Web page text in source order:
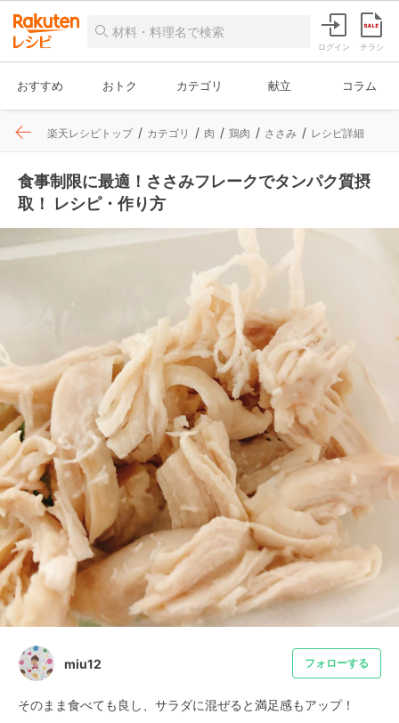
ログイン チラシ
おすすめ おトク カテゴリ 献立 コラム
楽天レシピトップ カテゴリ 肉 鶏肉 ささみ レシピ詳細
食事制限に最適！ささみフレークでタンパク質摂
取！ レシピ・作り方
miu12 フォローする
そのまま食べても良し、サラダに混ぜると満足感もアップ！